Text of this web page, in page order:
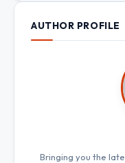
AUTHOR PROFILE
Bringing you the